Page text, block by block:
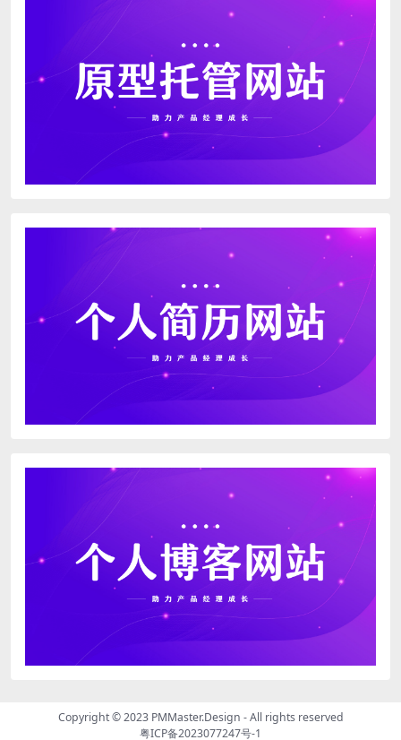
Copyright © 2023 PMMaster.Design - All rights reserved
粤ICP备2023077247号-1